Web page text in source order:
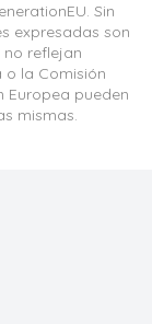
Sin
expresadas son
reflejan
o la Comisión
Europea pueden
mismas.